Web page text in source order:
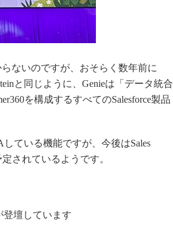
ないのですが、おそらく数年前に
と同じように、Genieは「データ統合
を構成するすべてのSalesforce製品
している機能ですが、今後はSales
されているようです。
登壇しています